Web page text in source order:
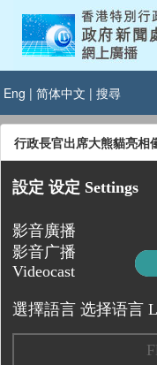
Eng | 简体中文 | 搜尋
行政長官出席大熊貓亮相